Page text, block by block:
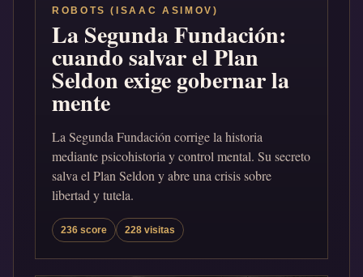
ROBOTS (ISAAC ASIMOV)
La Segunda Fundación:
cuando salvar el Plan
Seldon exige gobernar la
mente
La Segunda Fundación corrige la historia
mediante psicohistoria y control mental. Su secreto
salva el Plan Seldon y abre una crisis sobre
libertad y tutela.
236 score 228 visitas